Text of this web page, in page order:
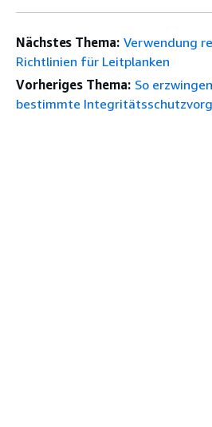
Nächstes Thema: Verwendung
Richtlinien für Leitplanken
Vorheriges Thema: So
bestimmte